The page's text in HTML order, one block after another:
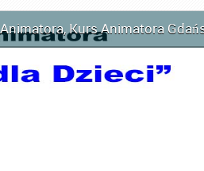
,Kurs Animatora